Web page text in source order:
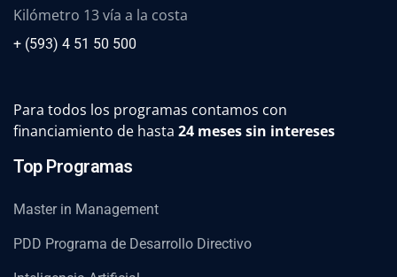
Kilómetro 13 vía a la costa
+ (593) 4 51 50 500
Para todos los programas contamos con
financiamiento de hasta 24 meses sin intereses
Top Programas
Master in Management
PDD Programa de Desarrollo Directivo